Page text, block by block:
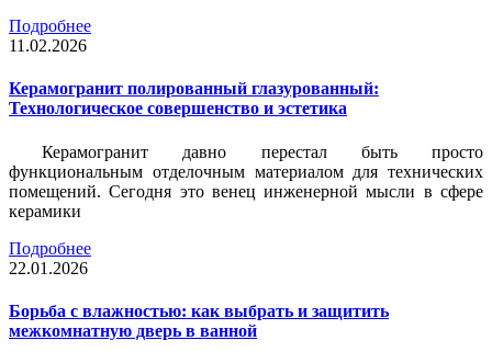
Подробнее
11.02.2026
Керамогранит полированный глазурованный:
Технологическое совершенство и эстетика
Керамогранит давно перестал быть просто
функциональным отделочным материалом для технических
помещений. Сегодня это венец инженерной мысли в сфере
керамики
Подробнее
22.01.2026
Борьба с влажностью: как выбрать и защитить
межкомнатную дверь в ванной